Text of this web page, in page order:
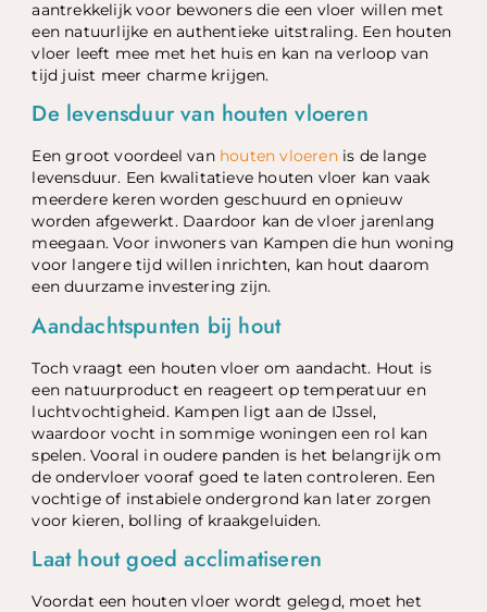
aantrekkelijk voor bewoners die een vloer willen met
een natuurlijke en authentieke uitstraling. Een houten
vloer leeft mee met het huis en kan na verloop van
tijd juist meer charme krijgen.
De levensduur van houten vloeren
Een groot voordeel van houten vloerenis de lange
levensduur. Een kwalitatieve houten vloer kan vaak
meerdere keren worden geschuurd en opnieuw
worden afgewerkt. Daardoor kan de vloer jarenlang
meegaan. Voor inwoners van Kampen die hun woning
voor langere tijd willen inrichten, kan hout daarom
een duurzame investering zijn.
Aandachtspunten bij hout
Toch vraagt een houten vloer om aandacht. Hout is
een natuurproduct en reageert op temperatuur en
luchtvochtigheid. Kampen ligt aan de IJssel,
waardoor vocht in sommige woningen een rol kan
spelen. Vooral in oudere panden is het belangrijk om
de ondervloer vooraf goed te laten controleren. Een
vochtige of instabiele ondergrond kan later zorgen
voor kieren, bolling of kraakgeluiden.
Laat hout goed acclimatiseren
Voordat een houten vloer wordt gelegd, moet het